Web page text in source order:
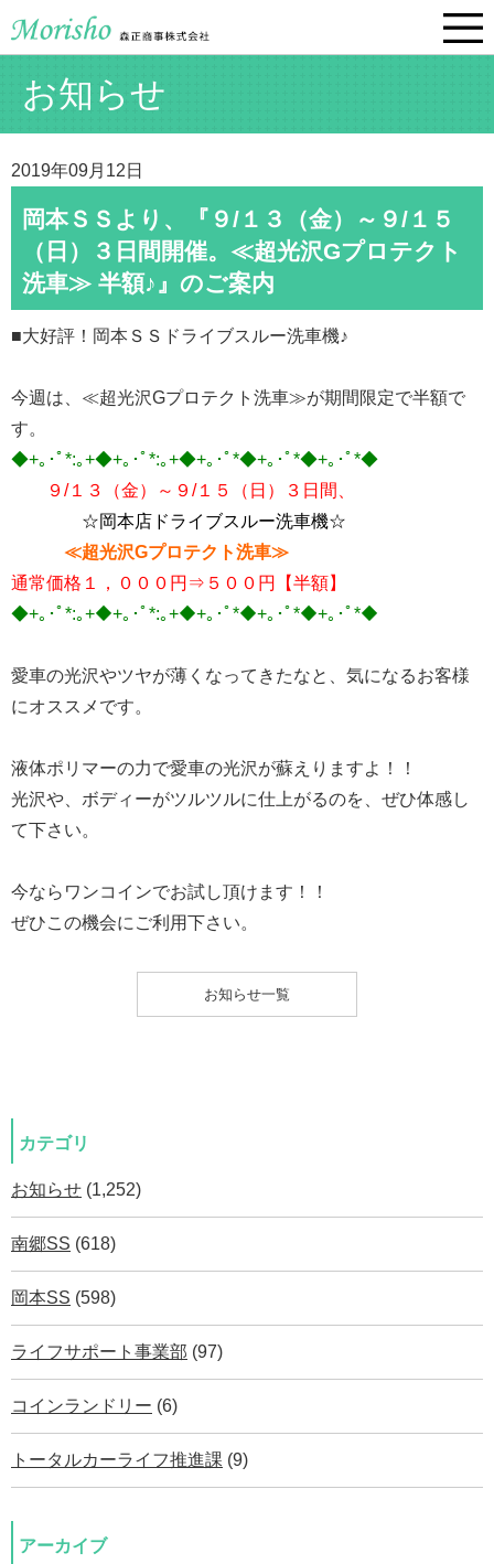
お知らせ
2019年09月12日
岡本ＳＳより、『９/１３（金）～９/１５
（日）３日間開催。≪超光沢Gプロテクト
洗車≫ 半額♪』のご案内
■大好評！岡本ＳＳドライブスルー洗車機♪
今週は、≪超光沢Gプロテクト洗車≫が期間限定で半額で
す。
◆+｡･ﾟ*:｡+◆+｡･ﾟ*:｡+◆+｡･ﾟ*◆+｡･ﾟ*◆+｡･ﾟ*◆
９/１３（金）～９/１５（日）３日間、
☆岡本店ドライブスルー洗車機☆
≪超光沢Gプロテクト洗車≫
通常価格１，０００円⇒５００円【半額】
◆+｡･ﾟ*:｡+◆+｡･ﾟ*:｡+◆+｡･ﾟ*◆+｡･ﾟ*◆+｡･ﾟ*◆
愛車の光沢やツヤが薄くなってきたなと、気になるお客様
にオススメです。
液体ポリマーの力で愛車の光沢が蘇えりますよ！！
光沢や、ボディーがツルツルに仕上がるのを、ぜひ体感し
て下さい。
今ならワンコインでお試し頂けます！！
ぜひこの機会にご利用下さい。
お知らせ一覧
カテゴリ
お知らせ (1,252)
南郷SS (618)
岡本SS (598)
ライフサポート事業部 (97)
コインランドリー (6)
トータルカーライフ推進課 (9)
アーカイブ